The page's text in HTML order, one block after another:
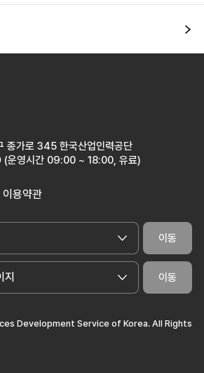
종가로 345 한국산업인력공단
(운영시간 09:00 ~ 18:00, 유료)
이용약관
이동
이동
Development Service of Korea. All Rights